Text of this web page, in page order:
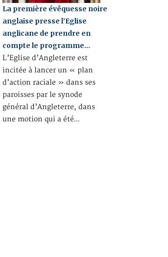
La première évêquesse noire
anglaise presse l’Eglise
anglicane de prendre en
compte le programme…
L’Eglise d’Angleterre est
incitée à lancer un « plan
d’action raciale » dans ses
paroisses par le synode
général d’Angleterre, dans
une motion qui a été…